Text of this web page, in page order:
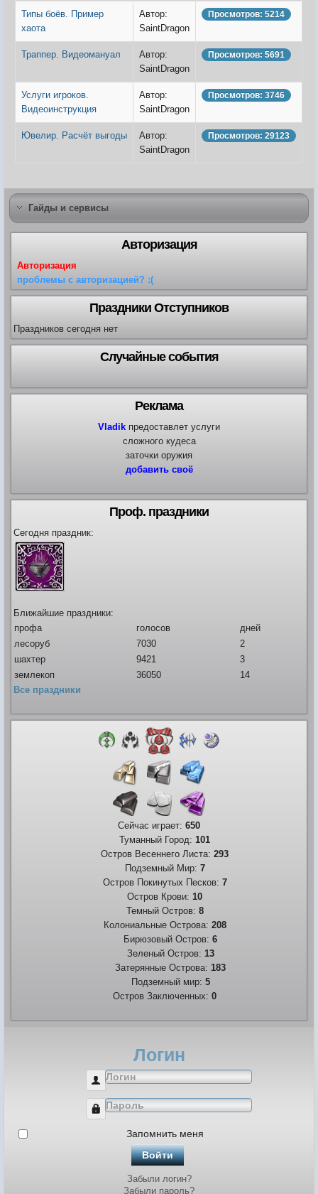
Заявки на вступление
R.I.P. =(
Живые легенды
Мемориальная доска
Похождения Пити
ЧитЫр
Грани Реальности
Типы боёв. Пример
хаота
Автор:
SaintDragon
Просмотров: 5214
Траппер. Видеомануал
Автор:
SaintDragon
Просмотров: 5691
Услуги игроков.
Видеоинструкция
Автор:
SaintDragon
Просмотров: 3746
Ювелир. Расчёт выгоды
Автор:
SaintDragon
Просмотров: 29123
Гайды и сервисы
Авторизация
Авторизация
проблемы с авторизацией? :(
Праздники Отступников
Праздников сегодня нет
Случайные события
Реклама
Vladik предоставлет услуги
сложного кудеса
заточки оружия
добавить своё
Проф. праздники
Сегодня праздник:
Ближайшие праздники:
профа
голосов
дней
лесоруб
7030
2
шахтер
9421
3
землекоп
36050
14
Все праздники
Сейчас играет: 650
Туманный Город: 101
Остров Весеннего Листа: 293
Подземный Мир: 7
Остров Покинутых Песков: 7
Остров Крови: 10
Темный Остров: 8
Колониальные Острова: 208
Бирюзовый Остров: 6
Зеленый Остров: 13
Затерянные Острова: 183
Подземный мир: 5
Остров Заключенных: 0
Логин
Запомнить меня
Войти
Забыли логин?
Забыли пароль?